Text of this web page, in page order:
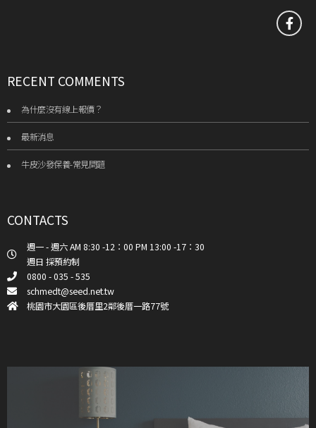
RECENT COMMENTS
為什麼沒有線上報價？
最新消息
牛皮沙發保養-常見問題
CONTACTS
週一 - 週六 AM 8:30 -12：00 PM 13:00 -17：30
週日 採預約制
0800 - 035 - 535
schmedt@seed.net.tw
桃園市大園區後厝里2鄰後厝一路77號